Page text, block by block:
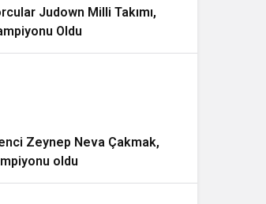
Judown Milli Takımı,
Oldu
Zeynep Neva Çakmak,
oldu